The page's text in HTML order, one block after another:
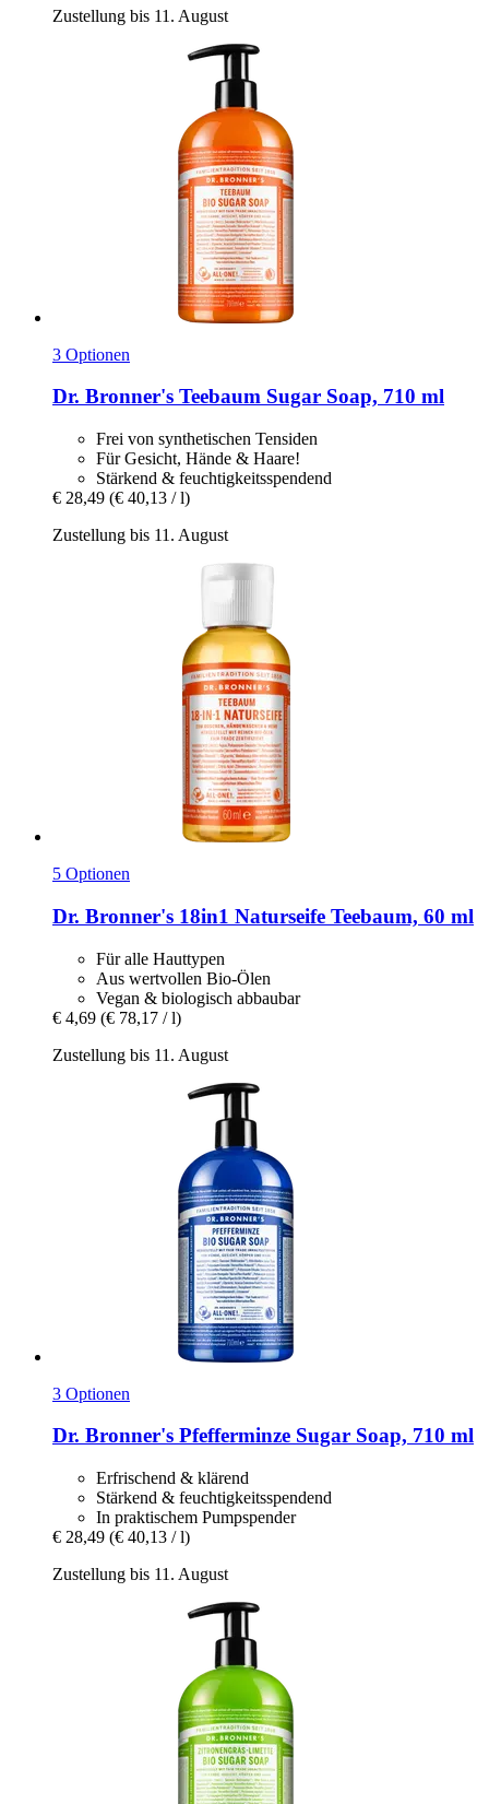
Zustellung bis 11. August
3 Optionen
Dr. Bronner's Teebaum Sugar Soap, 710 ml
Frei von synthetischen Tensiden
Für Gesicht, Hände & Haare!
Stärkend & feuchtigkeitsspendend
€ 28,49 (€ 40,13 / l)
Zustellung bis 11. August
5 Optionen
Dr. Bronner's 18in1 Naturseife Teebaum, 60 ml
Für alle Hauttypen
Aus wertvollen Bio-Ölen
Vegan & biologisch abbaubar
€ 4,69 (€ 78,17 / l)
Zustellung bis 11. August
3 Optionen
Dr. Bronner's Pfefferminze Sugar Soap, 710 ml
Erfrischend & klärend
Stärkend & feuchtigkeitsspendend
In praktischem Pumpspender
€ 28,49 (€ 40,13 / l)
Zustellung bis 11. August